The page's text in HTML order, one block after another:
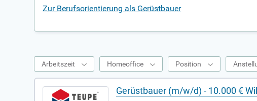
Zur Berufsorientierung als Gerüstbauer
Arbeitszeit Homeoffice Position
Gerüstbauer (m/w/d) - 10.000 €